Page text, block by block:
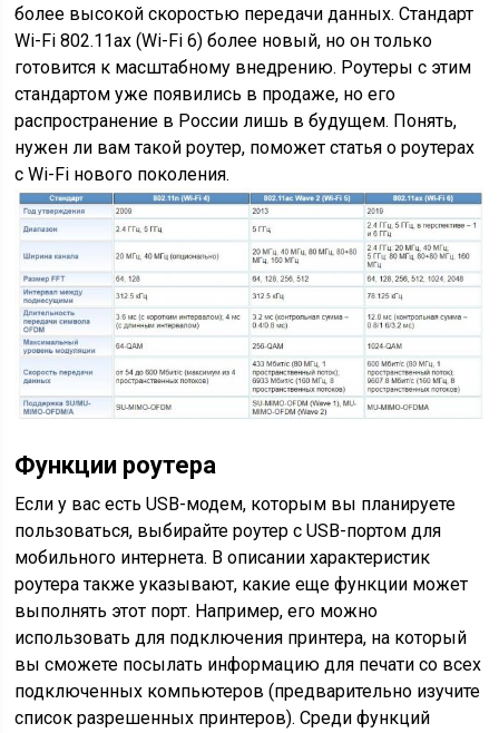
более высокой скоростью передачи данных. Стандарт
Wi-Fi 802.11ax (Wi-Fi 6) более новый, но он только
готовится к масштабному внедрению. Роутеры с этим
стандартом уже появились в продаже, но его
распространение в России лишь в будущем. Понять,
нужен ли вам такой роутер, поможет статья о роутерах
с Wi-Fi нового поколения.
Функции роутера
Если у вас есть USB-модем, которым вы планируете
пользоваться, выбирайте роутер с USB-портом для
мобильного интернета. В описании характеристик
роутера также указывают, какие еще функции может
выполнять этот порт. Например, его можно
использовать для подключения принтера, на который
вы сможете посылать информацию для печати со всех
подключенных компьютеров (предварительно изучите
список разрешенных принтеров). Среди функций